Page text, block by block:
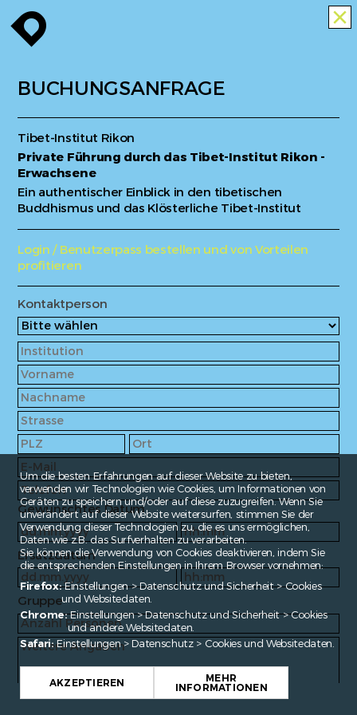
enroute close
BUCHUNGSANFRAGE
Tibet-Institut Rikon
Private Führung durch das Tibet-Institut Rikon -
Erwachsene
Ein authentischer Einblick in den tibetischen
Buddhismus und das Klösterliche Tibet-Institut
Login / Benutzerpass bestellen und von Vorteilen
profitieren
Kontaktperson
Gewünschtes Datum
Ersatzdatum
Gruppe
Um die besten Erfahrungen auf dieser Website zu bieten,
verwenden wir Technologien wie Cookies, um Informationen von
Geräten zu speichern und/oder auf diese zuzugreifen. Wenn Sie
unverändert auf dieser Website weitersurfen, stimmen Sie der
Verwendung dieser Technologien zu, die es uns ermöglichen,
Daten wie z.B. das Surfverhalten zu verarbeiten.
Sie können die Verwendung von Cookies deaktivieren, indem Sie
die entsprechenden Einstellungen in Ihrem Browser vornehmen:
Firefox:Einstellungen > Datenschutz und Sicherheit > Cookies
und Websitedaten.
Chrome:Einstellungen > Datenschutz und Sicherheit > Cookies
und andere Websitedaten.
Safari:Einstellungen > Datenschutz > Cookies und Websitedaten.
AKZEPTIEREN MEHR
INFORMATIONEN